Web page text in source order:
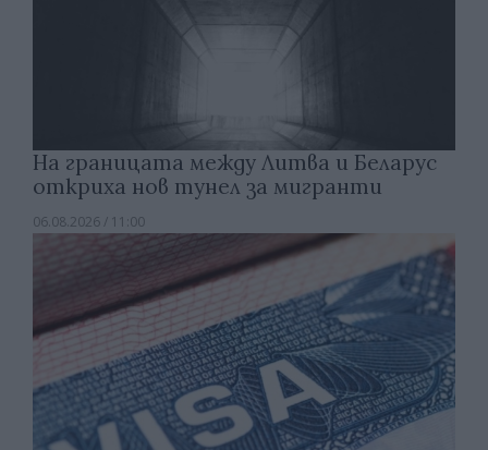
На границата между Литва и Беларус
откриха нов тунел за мигранти
06.08.2026 / 11:00